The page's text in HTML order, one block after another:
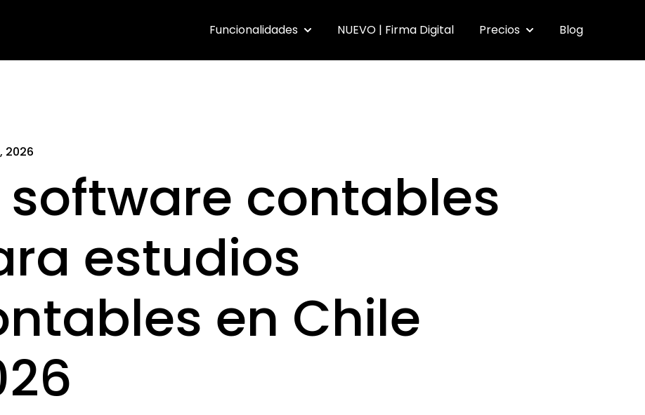
Funcionalidades Show submenu for Funcionalidades
NUEVO | Firma Digital Precios Show submenu for
Blog
2026
software contables
estudios
en Chile